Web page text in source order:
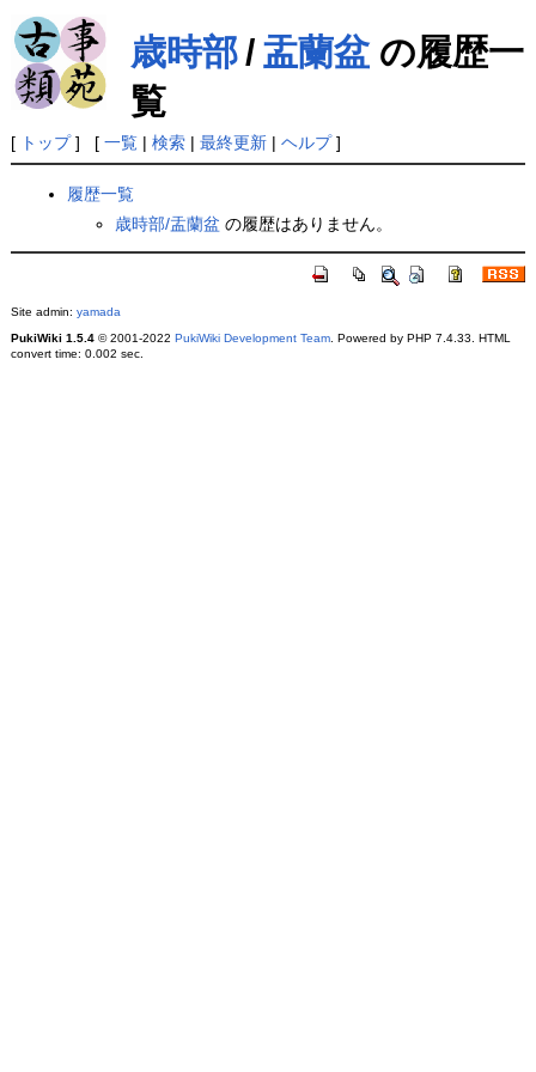
歳時部/ 盂蘭盆の履歴一
覧
[ トップ] [ 一覧| 検索| 最終更新| ヘルプ]
履歴一覧
歳時部/盂蘭盆 の履歴はありません。
Site admin: yamada
PukiWiki 1.5.4© 2001-2022 PukiWiki Development Team. Powered by PHP 7.4.33. HTML
convert time: 0.002 sec.